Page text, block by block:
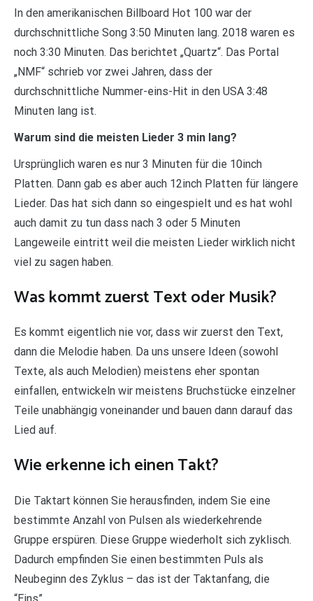
In den amerikanischen Billboard Hot 100 war der
durchschnittliche Song 3:50 Minuten lang. 2018 waren es
noch 3:30 Minuten. Das berichtet „Quartz“. Das Portal
„NMF“ schrieb vor zwei Jahren, dass der
durchschnittliche Nummer-eins-Hit in den USA 3:48
Minuten lang ist.
Warum sind die meisten Lieder 3 min lang?
Ursprünglich waren es nur 3 Minuten für die 10inch
Platten. Dann gab es aber auch 12inch Platten für längere
Lieder. Das hat sich dann so eingespielt und es hat wohl
auch damit zu tun dass nach 3 oder 5 Minuten
Langeweile eintritt weil die meisten Lieder wirklich nicht
viel zu sagen haben.
Was kommt zuerst Text oder Musik?
Es kommt eigentlich nie vor, dass wir zuerst den Text,
dann die Melodie haben. Da uns unsere Ideen (sowohl
Texte, als auch Melodien) meistens eher spontan
einfallen, entwickeln wir meistens Bruchstücke einzelner
Teile unabhängig voneinander und bauen dann darauf das
Lied auf.
Wie erkenne ich einen Takt?
Die Taktart können Sie herausfinden, indem Sie eine
bestimmte Anzahl von Pulsen als wiederkehrende
Gruppe erspüren. Diese Gruppe wiederholt sich zyklisch.
Dadurch empfinden Sie einen bestimmten Puls als
Neubeginn des Zyklus – das ist der Taktanfang, die